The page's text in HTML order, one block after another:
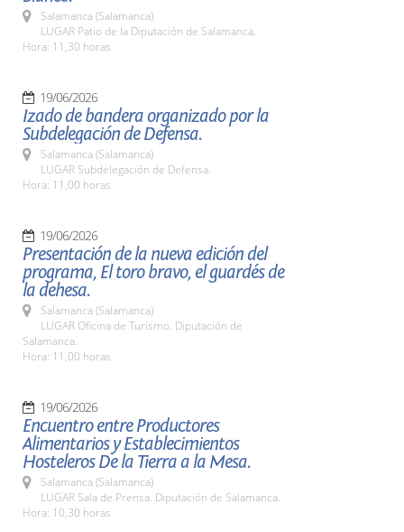
Salamanca (Salamanca)
LUGAR Patio de la Diputación de Salamanca.
Hora: 11,30 horas
19/06/2026
Izado de bandera organizado por la
Subdelegación de Defensa.
Salamanca (Salamanca)
LUGAR Subdelegación de Defensa.
Hora: 11,00 horas
19/06/2026
Presentación de la nueva edición del
programa, El toro bravo, el guardés de
la dehesa.
Salamanca (Salamanca)
LUGAR Oficina de Turismo. Diputación de
Salamanca.
Hora: 11,00 horas
19/06/2026
Encuentro entre Productores
Alimentarios y Establecimientos
Hosteleros De la Tierra a la Mesa.
Salamanca (Salamanca)
LUGAR Sala de Prensa. Diputación de Salamanca.
Hora: 10,30 horas